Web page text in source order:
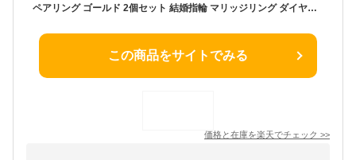
ペアリング ゴールド 2個セット 結婚指輪 マリッジリング ダイヤモンド ダイヤ ピンクゴールドk10 10金 プレゼント 女性 送料無料 の 人気 ウェディング 結婚式 記念日 誕生日 普段使い 2本セット シンプル
この商品をサイトでみる
価格と在庫を楽天でチェック >>